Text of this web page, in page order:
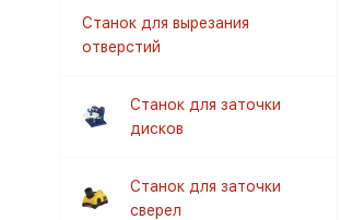
Станок для вырезания
отверстий
Станок для заточки
дисков
Станок для заточки
сверел